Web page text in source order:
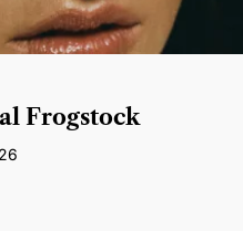
Frogstock